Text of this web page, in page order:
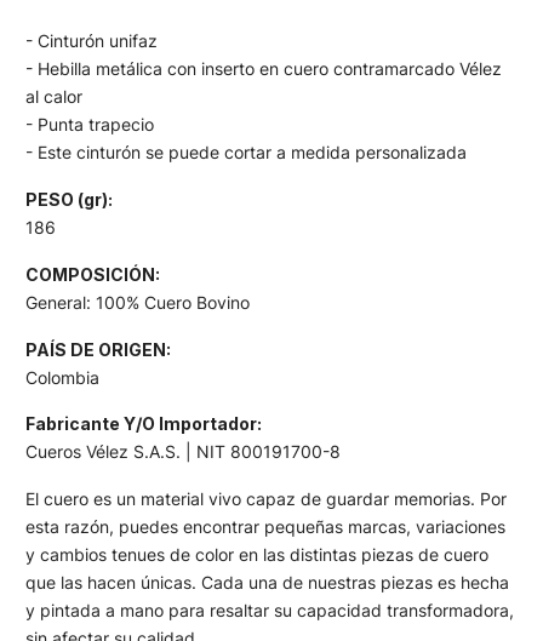
- Cinturón unifaz
- Hebilla metálica con inserto en cuero contramarcado Vélez
al calor
- Punta trapecio
- Este cinturón se puede cortar a medida personalizada
PESO (gr):
186
COMPOSICIÓN:
General: 100% Cuero Bovino
PAÍS DE ORIGEN:
Colombia
Fabricante Y/O Importador:
Cueros Vélez S.A.S. | NIT 800191700-8
El cuero es un material vivo capaz de guardar memorias. Por
esta razón, puedes encontrar pequeñas marcas, variaciones
y cambios tenues de color en las distintas piezas de cuero
que las hacen únicas. Cada una de nuestras piezas es hecha
y pintada a mano para resaltar su capacidad transformadora,